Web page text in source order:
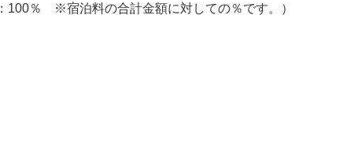
100％ ※宿泊料の合計金額に対しての％です。）